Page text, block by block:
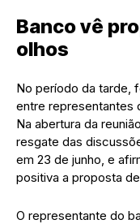
Banco vê
olhos
No período da tarde,
entre representantes
Na abertura da
resgate das
em 23 de junho, e
positiva a proposta
O representante do